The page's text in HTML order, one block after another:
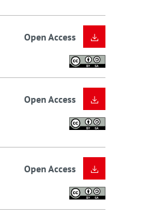
Open Access
Open Access
Open Access